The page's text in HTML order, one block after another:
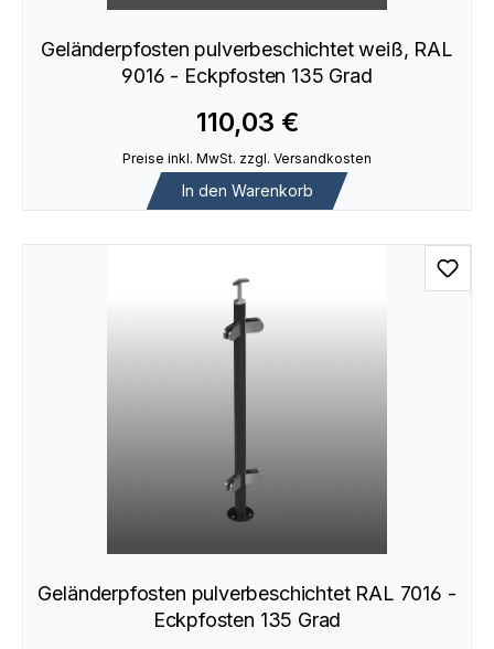
Geländerpfosten pulverbeschichtet weiß, RAL
9016 - Eckpfosten 135 Grad
110,03 €
Preise inkl. MwSt. zzgl. Versandkosten
In den Warenkorb
Geländerpfosten pulverbeschichtet RAL 7016 -
Eckpfosten 135 Grad